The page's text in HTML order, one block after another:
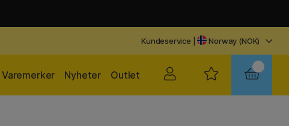
Kundeservice | Norway (NOK)
Outlet
Nyheter
Varemerker